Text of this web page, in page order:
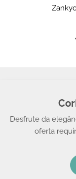
Desfrute da
oferta